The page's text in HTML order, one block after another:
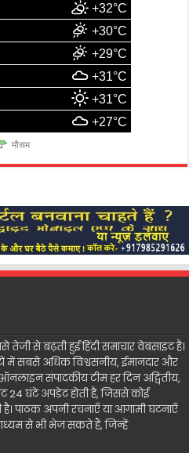
+32°C
+30°C
+29°C
+31°C
+31°C
+27°C
मौसम
से बढ़ती हुई हिंदी समाचार वेबसाइट है।
में सबसे अधिक विश्वसनीय, ईमानदार और
ऑनलाइन संपादकीय टीम हर दिन अद्वितीय,
24 घंटे अपडेट होती है, जिससे कोई
पाठक अपनी रचनाएँ या आगामी घटनाएँ
से भी भेज सकते हैं, जिन्हें